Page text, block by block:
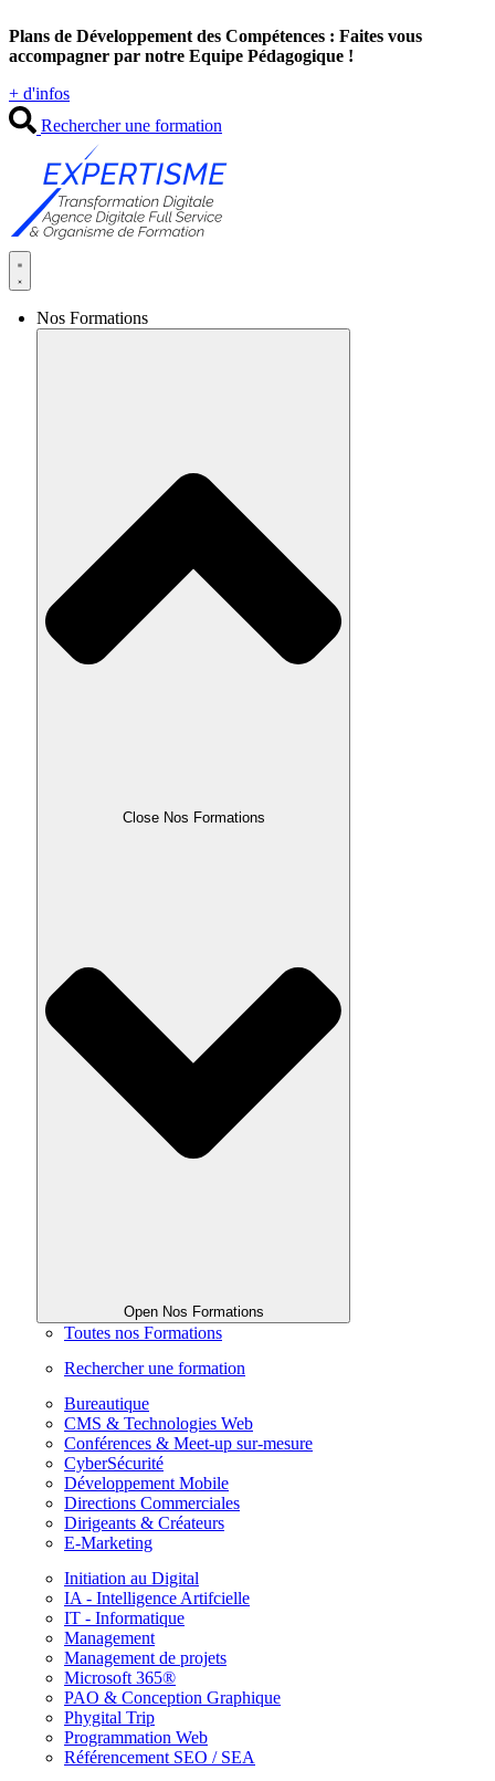
au
contenu
Plans de Développement des Compétences : Faites vous
accompagner par notre Equipe Pédagogique !
+ d'infos
Rechercher une formation
Nos Formations
Close Nos Formations
Open Nos Formations
Toutes nos Formations
Rechercher une formation
Bureautique
CMS & Technologies Web
Conférences & Meet-up sur-mesure
CyberSécurité
Développement Mobile
Directions Commerciales
Dirigeants & Créateurs
E-Marketing
Initiation au Digital
IA - Intelligence Artifcielle
IT - Informatique
Management
Management de projets
Microsoft 365®
PAO & Conception Graphique
Phygital Trip
Programmation Web
Référencement SEO / SEA